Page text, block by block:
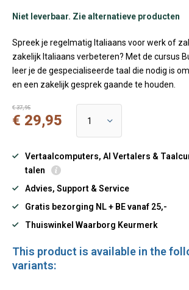
Niet leverbaar. Zie alternatieve producten
Spreek je regelmatig Italiaans voor werk of
zakelijk Italiaans verbeteren? Met de cursus
leer je de gespecialiseerde taal die nodig is
en een zakelijk gesprek gaande te houden.
€ 37,95
€ 29,95
Vertaalcomputers, AI Vertalers &
talen
Advies, Support & Service
Gratis bezorging NL + BE vanaf 25,-
Thuiswinkel Waarborg Keurmerk
This product is available in the
variants: